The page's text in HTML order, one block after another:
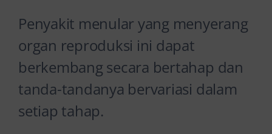
Penyakit menular yang menyerang
organ reproduksi ini dapat
berkembang secara bertahap dan
tanda-tandanya bervariasi dalam
setiap tahap.